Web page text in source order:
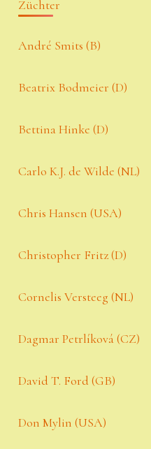
Züchter
André Smits (B)
Beatrix Bodmeier (D)
Bettina Hinke (D)
Carlo K.J. de Wilde (NL)
Chris Hansen (USA)
Christopher Fritz (D)
Cornelis Versteeg (NL)
Dagmar Petrlíková (CZ)
David T. Ford (GB)
Don Mylin (USA)